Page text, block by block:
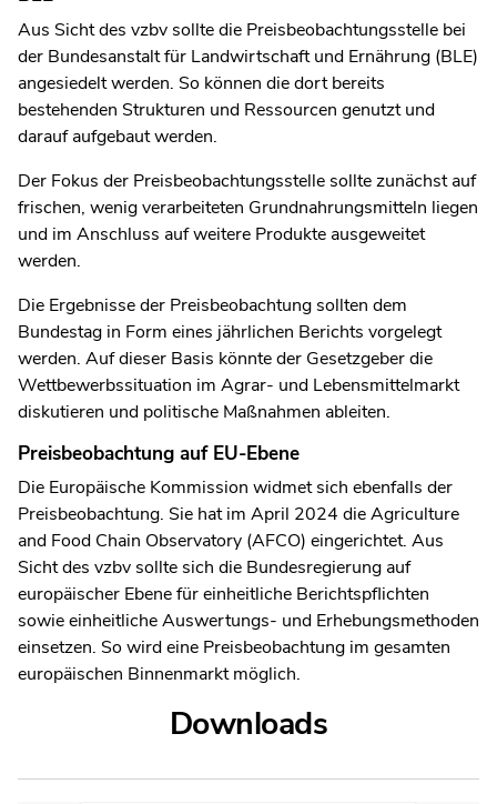
Aus Sicht des vzbv sollte die Preisbeobachtungsstelle bei
der Bundesanstalt für Landwirtschaft und Ernährung (BLE)
angesiedelt werden. So können die dort bereits
bestehenden Strukturen und Ressourcen genutzt und
darauf aufgebaut werden.
Der Fokus der Preisbeobachtungsstelle sollte zunächst auf
frischen, wenig verarbeiteten Grundnahrungsmitteln liegen
und im Anschluss auf weitere Produkte ausgeweitet
werden.
Die Ergebnisse der Preisbeobachtung sollten dem
Bundestag in Form eines jährlichen Berichts vorgelegt
werden. Auf dieser Basis könnte der Gesetzgeber die
Wettbewerbssituation im Agrar- und Lebensmittelmarkt
diskutieren und politische Maßnahmen ableiten.
Preisbeobachtung auf EU-Ebene
Die Europäische Kommission widmet sich ebenfalls der
Preisbeobachtung. Sie hat im April 2024 die Agriculture
and Food Chain Observatory (AFCO) eingerichtet. Aus
Sicht des vzbv sollte sich die Bundesregierung auf
europäischer Ebene für einheitliche Berichtspflichten
sowie einheitliche Auswertungs- und Erhebungsmethoden
einsetzen. So wird eine Preisbeobachtung im gesamten
europäischen Binnenmarkt möglich.
Downloads